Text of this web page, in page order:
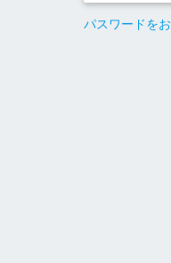
パスワードを